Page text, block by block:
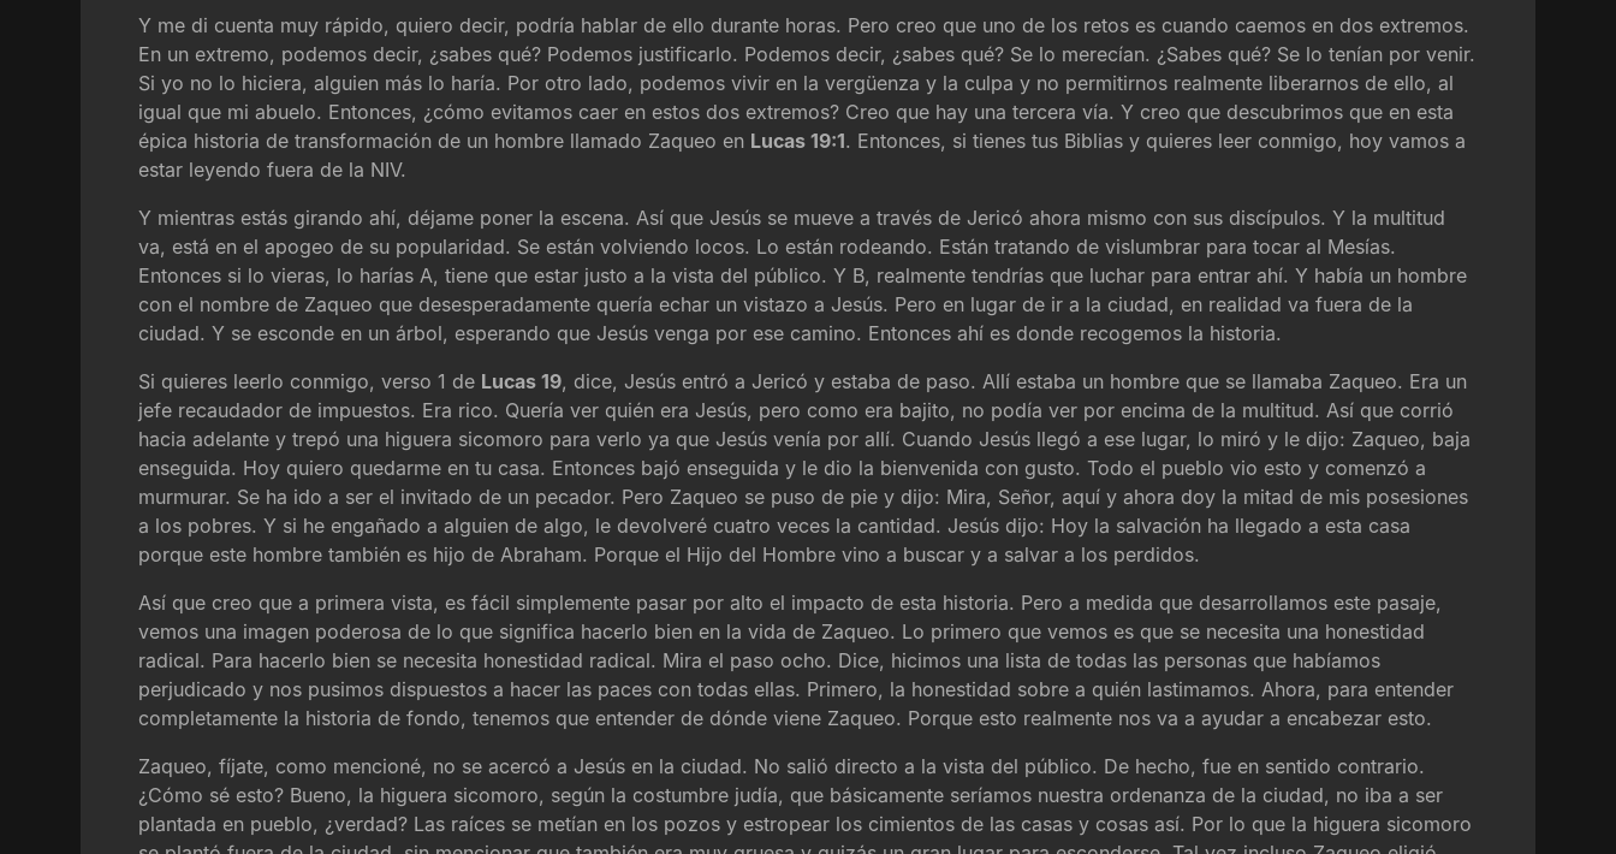
Y me di cuenta muy rápido, quiero decir, podría hablar de ello durante horas. Pero creo que uno de los retos es cuando caemos en dos extremos.
En un extremo, podemos decir, ¿sabes qué? Podemos justificarlo. Podemos decir, ¿sabes qué? Se lo merecían. ¿Sabes qué? Se lo tenían por venir.
Si yo no lo hiciera, alguien más lo haría. Por otro lado, podemos vivir en la vergüenza y la culpa y no permitirnos realmente liberarnos de ello, al
igual que mi abuelo. Entonces, ¿cómo evitamos caer en estos dos extremos? Creo que hay una tercera vía. Y creo que descubrimos que en esta
épica historia de transformación de un hombre llamado Zaqueo en Lucas 19:1. Entonces, si tienes tus Biblias y quieres leer conmigo, hoy vamos a
estar leyendo fuera de la NIV.
Y mientras estás girando ahí, déjame poner la escena. Así que Jesús se mueve a través de Jericó ahora mismo con sus discípulos. Y la multitud
va, está en el apogeo de su popularidad. Se están volviendo locos. Lo están rodeando. Están tratando de vislumbrar para tocar al Mesías.
Entonces si lo vieras, lo harías A, tiene que estar justo a la vista del público. Y B, realmente tendrías que luchar para entrar ahí. Y había un hombre
con el nombre de Zaqueo que desesperadamente quería echar un vistazo a Jesús. Pero en lugar de ir a la ciudad, en realidad va fuera de la
ciudad. Y se esconde en un árbol, esperando que Jesús venga por ese camino. Entonces ahí es donde recogemos la historia.
Si quieres leerlo conmigo, verso 1 de Lucas 19, dice, Jesús entró a Jericó y estaba de paso. Allí estaba un hombre que se llamaba Zaqueo. Era un
jefe recaudador de impuestos. Era rico. Quería ver quién era Jesús, pero como era bajito, no podía ver por encima de la multitud. Así que corrió
hacia adelante y trepó una higuera sicomoro para verlo ya que Jesús venía por allí. Cuando Jesús llegó a ese lugar, lo miró y le dijo: Zaqueo, baja
enseguida. Hoy quiero quedarme en tu casa. Entonces bajó enseguida y le dio la bienvenida con gusto. Todo el pueblo vio esto y comenzó a
murmurar. Se ha ido a ser el invitado de un pecador. Pero Zaqueo se puso de pie y dijo: Mira, Señor, aquí y ahora doy la mitad de mis posesiones
a los pobres. Y si he engañado a alguien de algo, le devolveré cuatro veces la cantidad. Jesús dijo: Hoy la salvación ha llegado a esta casa
porque este hombre también es hijo de Abraham. Porque el Hijo del Hombre vino a buscar y a salvar a los perdidos.
Así que creo que a primera vista, es fácil simplemente pasar por alto el impacto de esta historia. Pero a medida que desarrollamos este pasaje,
vemos una imagen poderosa de lo que significa hacerlo bien en la vida de Zaqueo. Lo primero que vemos es que se necesita una honestidad
radical. Para hacerlo bien se necesita honestidad radical. Mira el paso ocho. Dice, hicimos una lista de todas las personas que habíamos
perjudicado y nos pusimos dispuestos a hacer las paces con todas ellas. Primero, la honestidad sobre a quién lastimamos. Ahora, para entender
completamente la historia de fondo, tenemos que entender de dónde viene Zaqueo. Porque esto realmente nos va a ayudar a encabezar esto.
Zaqueo, fíjate, como mencioné, no se acercó a Jesús en la ciudad. No salió directo a la vista del público. De hecho, fue en sentido contrario.
¿Cómo sé esto? Bueno, la higuera sicomoro, según la costumbre judía, que básicamente seríamos nuestra ordenanza de la ciudad, no iba a ser
plantada en pueblo, ¿verdad? Las raíces se metían en los pozos y estropear los cimientos de las casas y cosas así. Por lo que la higuera sicomoro